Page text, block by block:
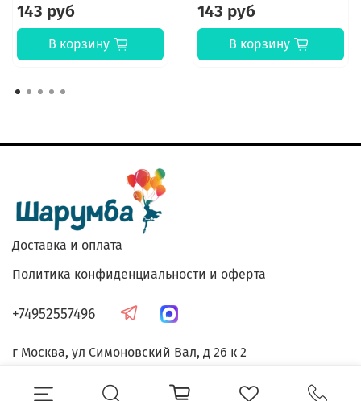
143 руб
В корзину
143 руб
В корзину
Доставка и оплата
Политика конфиденциальности и оферта
+74952557496
г Москва, ул Симоновский Вал, д 26 к 2